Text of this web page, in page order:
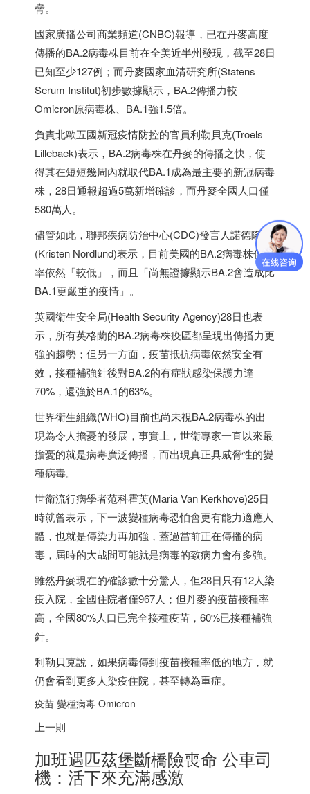
脅。
國家廣播公司商業頻道(CNBC)報導，已在丹麥高度
傳播的BA.2病毒株目前在全美近半州發現，截至28日
已知至少127例；而丹麥國家血清研究所(Statens
Serum Institut)初步數據顯示，BA.2傳播力較
Omicron原病毒株、BA.1強1.5倍。
負責北歐五國新冠疫情防控的官員利勒貝克(Troels
Lillebaek)表示，BA.2病毒株在丹麥的傳播之快，使
得其在短短幾周內就取代BA.1成為最主要的新冠病毒
株，28日通報超過5萬新增確診，而丹麥全國人口僅
580萬人。
儘管如此，聯邦疾病防治中心(CDC)發言人諾德隆德
(Kristen Nordlund)表示，目前美國的BA.2病毒株傳播
率依然「較低」，而且「尚無證據顯示BA.2會造成比
BA.1更嚴重的疫情」。
英國衛生安全局(Health Security Agency)28日也表
示，所有英格蘭的BA.2病毒株疫區都呈現出傳播力更
強的趨勢；但另一方面，疫苗抵抗病毒依然安全有
效，接種補強針後對BA.2的有症狀感染保護力達
70%，還強於BA.1的63%。
世界衛生組織(WHO)目前也尚未視BA.2病毒株的出
現為令人擔憂的發展，事實上，世衛專家一直以來最
擔憂的就是病毒廣泛傳播，而出現真正具威脅性的變
種病毒。
世衛流行病學者范科霍芙(Maria Van Kerkhove)25日
時就曾表示，下一波變種病毒恐怕會更有能力適應人
體，也就是傳染力再加強，蓋過當前正在傳播的病
毒，屆時的大哉問可能就是病毒的致病力會有多強。
雖然丹麥現在的確診數十分驚人，但28日只有12人染
疫入院，全國住院者僅967人；但丹麥的疫苗接種率
高，全國80%人口已完全接種疫苗，60%已接種補強
針。
利勒貝克說，如果病毒傳到疫苗接種率低的地方，就
仍會看到更多人染疫住院，甚至轉為重症。
疫苗 變種病毒 Omicron
上一則
加班遇匹茲堡斷橋險喪命 公車司
機：活下來充滿感激